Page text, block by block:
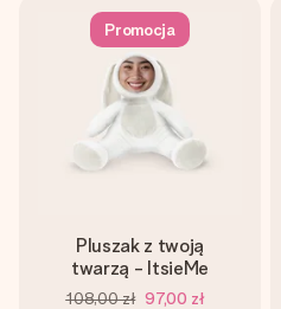
Promocja
Pluszak z twoją
twarzą - ItsieMe
108,00 zł 97,00 zł